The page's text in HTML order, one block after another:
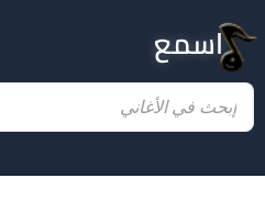
اسمع